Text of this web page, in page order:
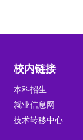
校内链接
本科招生
就业信息网
技术转移中心